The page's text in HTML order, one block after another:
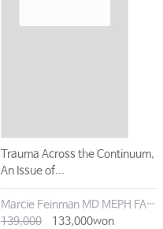
Trauma Across the Continuum,
An Issue of...
Marcie Feinman MD MEPH FACS
139,000
133,000won